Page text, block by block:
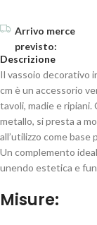
Descrizione
Il vassoio decorativo
cm è un accessorio
tavoli, madie e
metallo, si presta a
all’utilizzo come
Un complemento
unendo estetica e
Misure: